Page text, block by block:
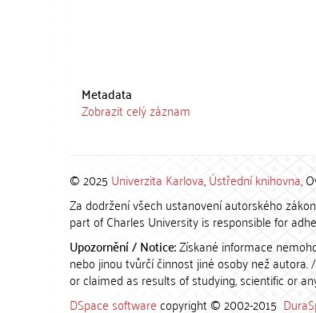
Metadata
Zobrazit celý záznam
© 2025 Univerzita Karlova,Ústřední knihovna,
Za dodržení všech ustanovení autorského
part of Charles University is responsible for
Upozornění / Notice:Získané informace
nebo jinou tvůrčí činnost jiné osoby než
or claimed as results of studying, scientific or
DSpace softwarecopyright © 2002-2015